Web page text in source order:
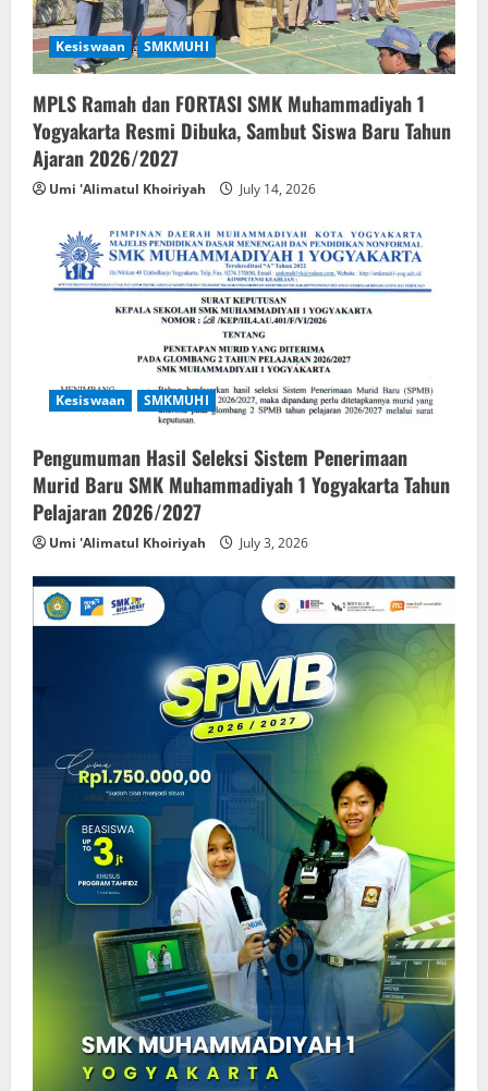
Kesiswaan SMKMUHI
MPLS Ramah dan FORTASI SMK Muhammadiyah 1
Yogyakarta Resmi Dibuka, Sambut Siswa Baru Tahun
Ajaran 2026/2027
Umi 'Alimatul Khoiriyah July 14, 2026
Kesiswaan SMKMUHI
Pengumuman Hasil Seleksi Sistem Penerimaan
Murid Baru SMK Muhammadiyah 1 Yogyakarta Tahun
Pelajaran 2026/2027
Umi 'Alimatul Khoiriyah July 3, 2026